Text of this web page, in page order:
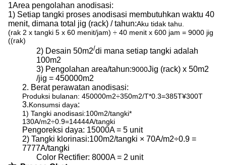
1Area pengolahan anodisasi:
1) Setiap tangki proses anodisasi membutuhkan waktu 40
menit, dimana total jig (rack) / tahun:Aku tidak tahu.
(rak 2 x tangki 5 x 60 menit/jam) ÷ 40 menit x 600 jam = 9000 jig
((rak)
2) Desain 50m2/di mana setiap tangki adalah
100m2
3) Pengolahan area/tahun:9000Jig (rack) x 50m2
/jig = 450000m2
2. Berat perawatan anodisasi:
Produksi bulanan: 450000m2÷350m2/T*0.3=385T¥300T
3.Konsumsi daya:
1) Tangki anodisasi:100m2/tangki*
130A/m2÷0.9=14444A/tangki
Pengoreksi daya: 15000A = 5 unit
2) Tangki klorinasi:100m2/tangki × 70A/m2÷0.9 =
7777A/tangki
Color Rectifier: 8000A = 2 unit